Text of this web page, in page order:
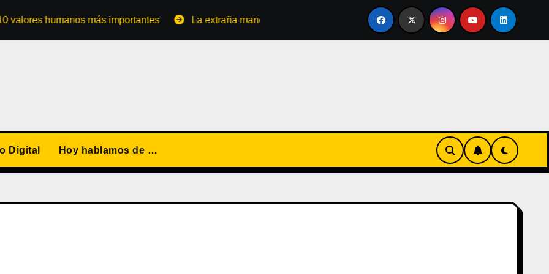
humanos más importantes La extraña manera de convertirse en familia El primer tour de la India Chiquitina
Digital Hoy hablamos de …